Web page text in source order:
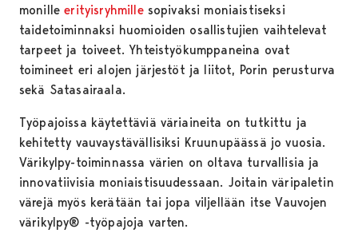
monilleerityisryhmillesopivaksi moniaistiseksi
taidetoiminnaksi huomioiden osallistujien vaihtelevat
tarpeet ja toiveet. Yhteistyökumppaneina ovat
toimineet eri alojen järjestöt ja liitot, Porin perusturva
sekä Satasairaala.
Työpajoissa käytettäviä väriaineita on tutkittu ja
kehitetty vauvaystävällisiksi Kruunupäässä jo vuosia.
Värikylpy-toiminnassa värien on oltava turvallisia ja
innovatiivisia moniaistisuudessaan. Joitain väripaletin
värejä myös kerätään tai jopa viljellään itse Vauvojen
värikylpy® -työpajoja varten.